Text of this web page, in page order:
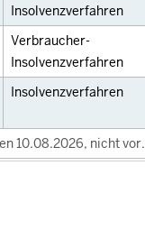
Insolvenzverfahren
Verbraucher-
Insolvenzverfahren
Insolvenzverfahren
10.08.2026, nicht vor.